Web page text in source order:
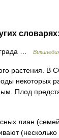
словарях:
…
растения.
некоторых
Плод
лиан
(несколько